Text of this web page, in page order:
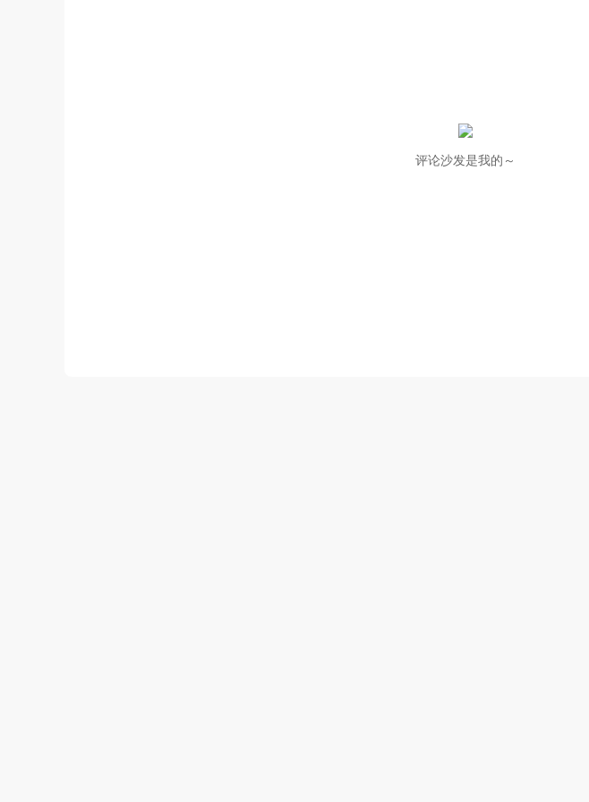
评论沙发是我的～